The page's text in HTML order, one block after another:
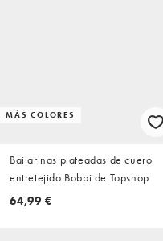
MÁS COLORES
Bailarinas plateadas de cuero
entretejido Bobbi de Topshop
64,99 €